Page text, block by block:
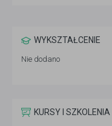
WYKSZTAŁCENIE
Nie dodano
KURSY I SZKOLENIA